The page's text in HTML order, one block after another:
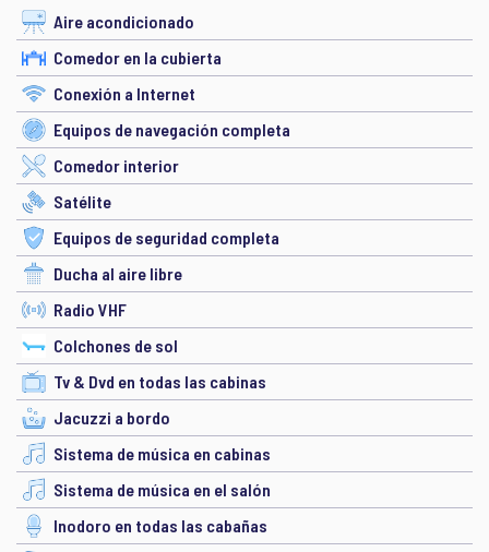
Aire acondicionado
Comedor en la cubierta
Conexión a Internet
Equipos de navegación completa
Comedor interior
Satélite
Equipos de seguridad completa
Ducha al aire libre
Radio VHF
Colchones de sol
Tv & Dvd en todas las cabinas
Jacuzzi a bordo
Sistema de música en cabinas
Sistema de música en el salón
Inodoro en todas las cabañas